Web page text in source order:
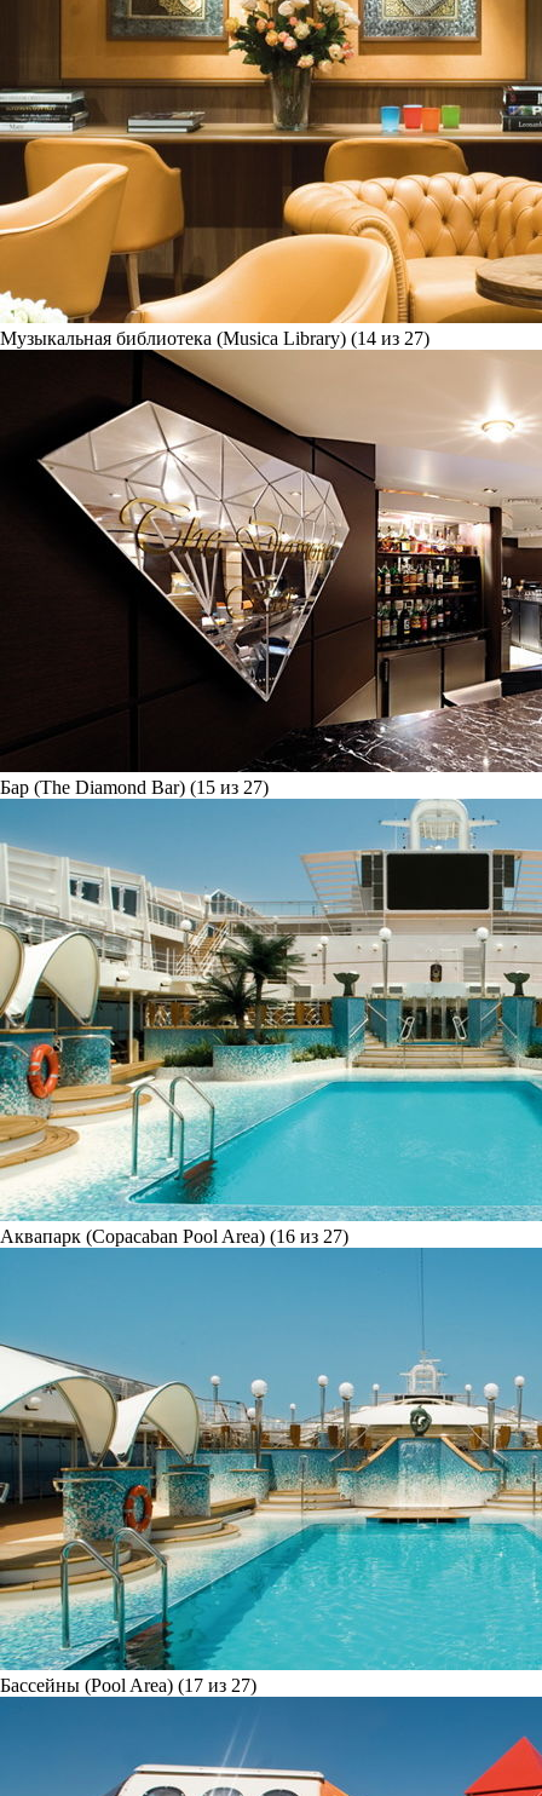
Музыкальная библиотека (Musica Library) (14 из 27)
Бар (The Diamond Bar) (15 из 27)
Аквапарк (Copacaban Pool Area) (16 из 27)
Бассейны (Pool Area) (17 из 27)